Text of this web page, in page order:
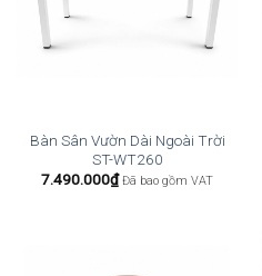
Bàn Sân Vườn Dài Ngoài Trời
ST-WT260
7.490.000₫ Đã bao gồm VAT